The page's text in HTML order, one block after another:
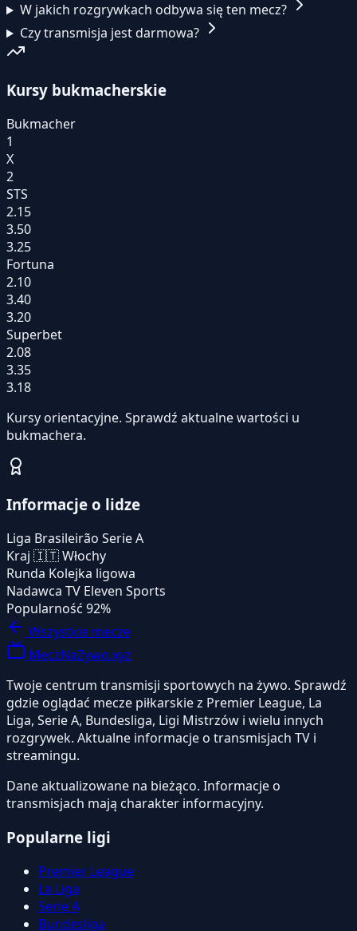
W jakich rozgrywkach odbywa się ten mecz?
Czy transmisja jest darmowa?
Kursy bukmacherskie
Bukmacher
1
X
2
STS
2.15
3.50
3.25
Fortuna
2.10
3.40
3.20
Superbet
2.08
3.35
3.18
Kursy orientacyjne. Sprawdź aktualne wartości u
bukmachera.
Informacje o lidze
Liga Brasileirão Serie A
Kraj 🇮🇹Włochy
Runda Kolejka ligowa
Nadawca TV Eleven Sports
Popularność 92%
Wszystkie mecze
MeczNaZywo.xyz
Twoje centrum transmisji sportowych na żywo. Sprawdź
gdzie oglądać mecze piłkarskie z Premier League, La
Liga, Serie A, Bundesliga, Ligi Mistrzów i wielu innych
rozgrywek. Aktualne informacje o transmisjach TV i
streamingu.
Dane aktualizowane na bieżąco. Informacje o
transmisjach mają charakter informacyjny.
Popularne ligi
Premier League
La Liga
Serie A
Bundesliga